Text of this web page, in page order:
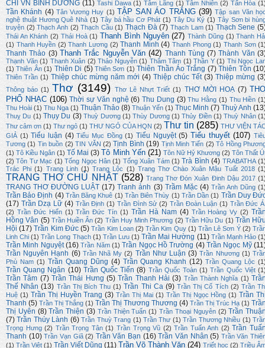
CHÍ VN BÌNH DƯƠNG (11) Tashi Dawa (1) Tâm Lãng (1) Tâm Nhiên (2) Tấn Hòa
Tần Khánh (4) Tân Vương Huy (1) TẬP SAN ÁO TRẮNG (39) Tập san Văn
nghệ thuật Hương Quê Nhà (1) Tây bá hầu Cơ Phát (1) Tây Du Ký (1) Tây Sơn bi
truyện (2) Thạch Anh (2) Thạch Cầu (1) Thạch Đà (7) Thạch Lam (1) Thạch Sene
Thái An Khánh (2) Thái Hoà (1) Thanh Bình Nguyên (27) Thành Dũng (1) Thanh
(1) Thanh Huyền (2) Thanh Lương (2) Thanh Minh (4) Thanh Phong (1) Thanh Sơn
Thanh Thảo (3) Thanh Trắc Nguyễn Văn (42) Thanh Tùng (7) Thành Văn
Thạnh Văn (1) Thanh Xuân (2) Thảo Nguyễn (1) Thâm Tâm (1) Thần Y (1) Thi Ngọc
(1) Thiên Ân (1) Thiên Di (5) Thiên Sơn (1) Thiên Thần Áo Trắng (7) Thiên Tôn
Thiên Trần (1) Thiệp chúc mừng năm mới (4) Thiệp chúc Tết (3) Thiệp mừng
Thông báo (1) Thơ (3149) Thơ Lê Nhựt Triết (1) THƠ MỜI HOẠ (7)
PHỔ NHẠC (106) Thời sự Văn nghệ (6) Thu Dung (3) Thu Hằng (1) Thu Hiền
Thu Hoài (1) Thu Nga (1) Thuận Thảo (8) Thuận Yến (1) Thục Minh (7) Thuỳ Anh
Thuỵ Du (1) Thụy Du (3) Thuỳ Dương (1) Thùy Dương (1) Thủy Điền (1) Thuỳ Nhân
Thư cảm ơn (1) Thư ngỏ (1) THƯ NGỎ CỦA HQN (2) Thư tin (285) THƯ VIỆN
GIẢ (1) Tiểu luận (4) Tiểu Mục Đồng (1) Tiểu Nguyệt (5) Tiểu thuyết (107)
Tương (1) Tin buồn (2) TIN VĂN (2) Tịnh Bình (19) Tịnh Minh Tiến (2) Tô Hồng
(1) Tô Kiều Ngân (1) Tố Mai (3) Tô Minh Yến (21) Tôn Nữ Hỷ Khương (2) Tôn Thất
(2) Tôn Tư Mạc (1) Tống Ngọc Hân (1) Tống Xuân Tám (1) Trà Bình (4) TRABATHA
Trác Phi (1) Trang Linh (1) Trang Lộc (1) Trang Thơ Chào Xuân Mậu Tuất 2018
TRANG THƠ CHỦ NHẬT (528) Trang Thơ Đón Xuân Đinh Dậu 2017
TRANG THƠ ĐƯỜNG LUẬT (17) Tranh ảnh (3) Trầm Mặc (4) Trần Anh Dũng
Trần Bảo Định (4) Trần Băng Khuê (1) Trần Biên Thùy (1) Trần Dần (1) Trần Duy
(17) Trần Dzạ Lữ (4) Trần Định (1) Trần Đình Sử (2) Trần Đoàn Luận (1) Trần Đức
(2) Trần Đức Hiển (1) Trần Đức Tín (1) Trần Hà Nam (4) Trần Hoàng Vy (2)
Hồng Vân (5) Trần Huiền Ân (2) Trần Huy Minh Phương (2) Trần Hữu Du (1) Trần
Hội (17) Trần Kim Đức (5) Trần Kim Loan (2) Trần Kim Quy (1) Trần Lê Sơn Ý (2)
Linh Chi (1) Trần Long Thạch (1) Trần Lưu (1) Trần Mai Hường (11) Trần Mạnh Hảo
Trần Minh Nguyệt (16) Trần Năm (1) Trần Ngọc Hồ Trường (4) Trần Ngọc Mỹ
Trần Nguyên Hạnh (6) Trần Nhã My (2) Trần Như Luận (3) Trần Nhương (1)
Phù Nam (1) Trần Quang Dũng (4) Trần Quang Khanh (12) Trần Quang Lộc
Trần Quang Ngân (10) Trần Quốc Tiến (8) Trần Quốc Toàn (1) Trần Quốc Việt
Trần Tâm (7) Trần Thái Hưng (5) Trần Thanh Hải (3) Trần Thành Nghĩa (1)
Thế Nhân (13) Trần Thị Bích Thu (1) Trần Thi Ca (9) Trần Thị Cổ Tích (2) Trần
Huệ (1) Trần Thị Huyền Trang (3) Trần Thị Mai (1) Trần Thị Ngọc Hồng (1) Trần
Thanh (5) Trần Thị Thắng (1) Trần Thị Thương Thương (4) Trần Thị Trúc Hạ (1)
Thị Uyên (8) Trần Thiện (3) Trần Thiện Tuấn (1) Trần Thoại Nguyên (2) Trần
(7) Trần Thúy Lành (6) Trần Thuỳ Trang (1) Trần Thư (1) Trần Thương Nhiều (1)
Trọng Hưng (2) Trần Trọng Tân (1) Trần Trọng Vũ (2) Trần Tuấn Anh (2) Trần
Thanh (10) Trần Vạn Giã (2) Trần Văn Bạn (16) Trần Văn Nhân (5) Trần Văn
(1) Trần Việt (1) Trần Viết Dũng (11) Trần Võ Thành Văn (24) Triết học (2) Triều